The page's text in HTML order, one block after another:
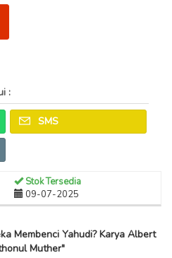
:
SMS
Stok Tersedia
09-07-2025
Membenci Yahudi? Karya Albert
Muther"